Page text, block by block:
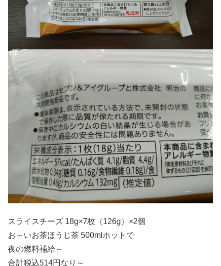
スライスチーズ 18g×7枚（126g）×2個
お～いお茶ほうじ茶 500mlホットで
夜の燃料補給～
合計税込514円なり～